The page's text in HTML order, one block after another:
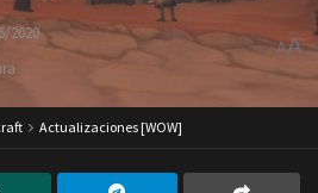
2020
AA
Actualizaciones [WOW]